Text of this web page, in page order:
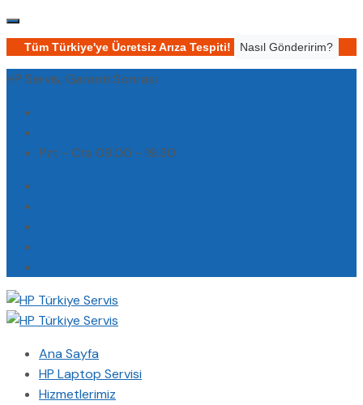
Tüm Türkiye'ye Ücretsiz Arıza Tespiti! Nasıl Gönderirim?
HP Servis, Garanti Sonrası
Pzt - Cts 09.00 - 19.30
Ana Sayfa
HP Laptop Servisi
Hizmetlerimiz